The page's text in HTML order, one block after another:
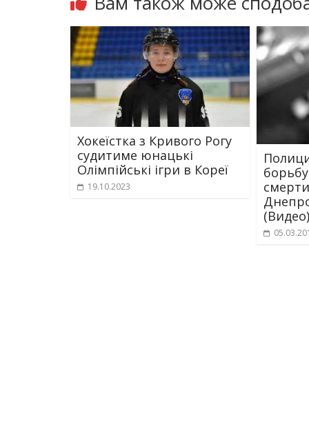
Хокеїстка з Кривого Рогу
судитиме юнацькі
Олімпійські ігри в Кореї
19.10.2023
(Видео)